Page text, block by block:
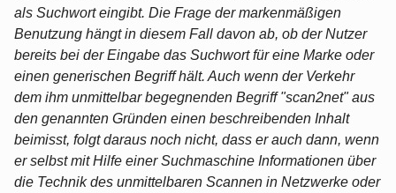
als Suchwort eingibt. Die Frage der markenmäßigen
Benutzung hängt in diesem Fall davon ab, ob der Nutzer
bereits bei der Eingabe das Suchwort für eine Marke oder
einen generischen Begriff hält. Auch wenn der Verkehr
dem ihm unmittelbar begegnenden Begriff "scan2net" aus
den genannten Gründen einen beschreibenden Inhalt
beimisst, folgt daraus noch nicht, dass er auch dann, wenn
er selbst mit Hilfe einer Suchmaschine Informationen über
die Technik des unmittelbaren Scannen in Netzwerke oder